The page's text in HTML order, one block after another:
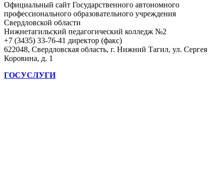
Официальный сайт Государственного автономного
профессионального образовательного учреждения
Свердловской области
Нижнетагильский педагогический колледж №2
+7 (3435) 33-76-41 директор (факс)
622048, Свердловская область, г. Нижний Тагил, ул. Сергея
Коровина, д. 1
ГОСУСЛУГИ